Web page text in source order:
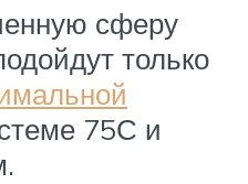
сферу
только
75С и